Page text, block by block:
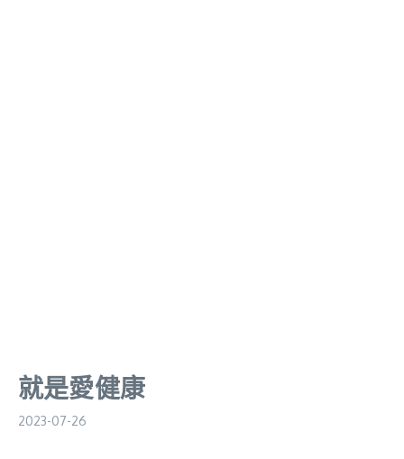
就是愛健康
2023-07-26